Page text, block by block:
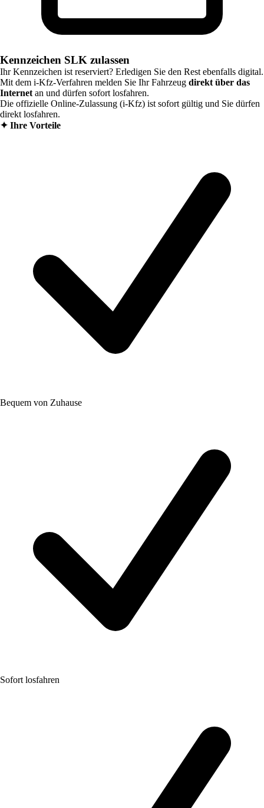
Kennzeichen SLK zulassen
Ihr Kennzeichen ist reserviert? Erledigen Sie den Rest ebenfalls digital.
Mit dem i-Kfz-Verfahren melden Sie Ihr Fahrzeug direkt über das
Internet an und dürfen sofort losfahren.
Die offizielle Online-Zulassung (i-Kfz) ist sofort gültig und Sie dürfen
direkt losfahren.
✦ Ihre Vorteile
Bequem von Zuhause
Sofort losfahren